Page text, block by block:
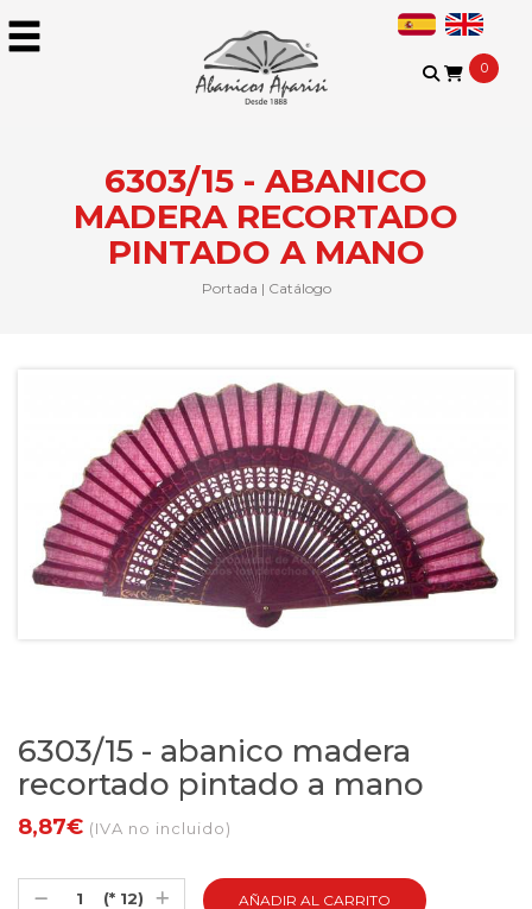
0
6303/15 - ABANICO
MADERA RECORTADO
PINTADO A MANO
Portada | Catálogo
6303/15 - abanico madera
recortado pintado a mano
8,87€ (IVA no incluido)
(* 12)